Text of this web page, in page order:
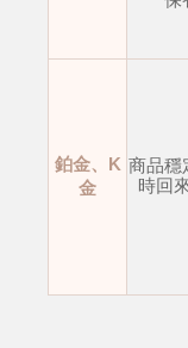
鉑金、K
金
商品穩
時回